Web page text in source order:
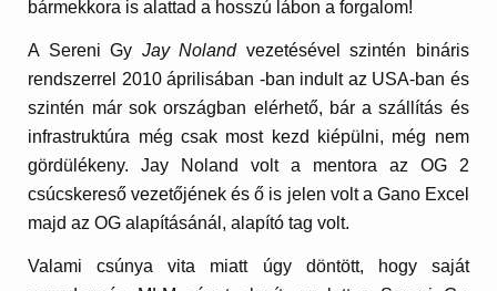
bármekkora is alattad a hosszú lábon a forgalom!
A Sereni Gy Jay Noland vezetésével szintén bináris
rendszerrel 2010 áprilisában -ban indult az USA-ban és
szintén már sok országban elérhető, bár a szállítás és
infrastruktúra még csak most kezd kiépülni, még nem
gördülékeny. Jay Noland volt a mentora az OG 2
csúcskereső vezetőjének és ő is jelen volt a Gano Excel
majd az OG alapításánál, alapító tag volt.
Valami csúnya vita miatt úgy döntött, hogy saját